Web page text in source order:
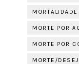
MORTE POR
MORTE POR
MORTE/